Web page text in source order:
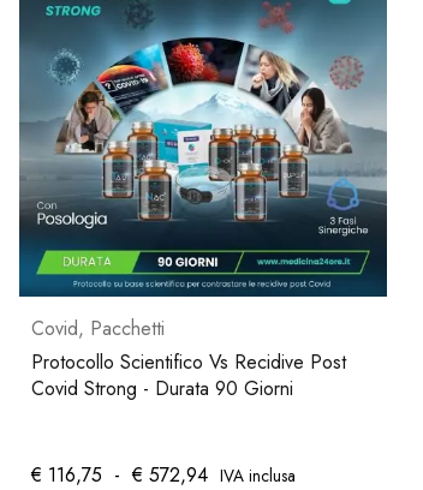
Covid, Pacchetti
Protocollo Scientifico Vs Recidive Post
Covid Strong - Durata 90 Giorni
€ 116,75 - € 572,94 IVA inclusa